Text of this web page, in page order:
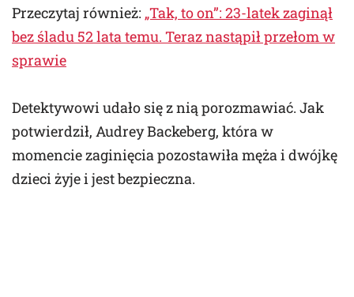
Przeczytaj również: „Tak, to on”: 23-latek zaginął
bez śladu 52 lata temu. Teraz nastąpił przełom w
sprawie
Detektywowi udało się z nią porozmawiać. Jak
potwierdził, Audrey Backeberg, która w
momencie zaginięcia pozostawiła męża i dwójkę
dzieci żyje i jest bezpieczna.